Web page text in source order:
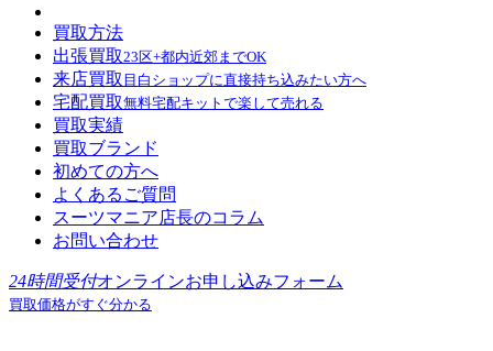
買取方法
出張買取23区+都内近郊までOK
来店買取 目白ショップに直接持ち込みたい方へ
宅配買取無料宅配キットで楽して売れる
買取実績
買取ブランド
初めての方へ
よくあるご質問
スーツマニア店長のコラム
お問い合わせ
24時間受付オンラインお申し込みフォーム
買取価格がすぐ分かる